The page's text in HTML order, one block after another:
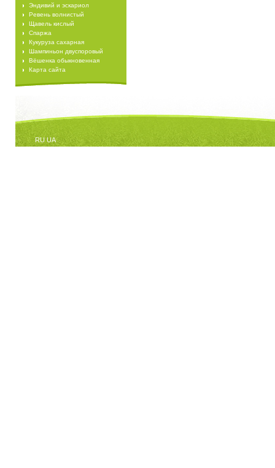
Эндивий и эскариол
Ревень волнистый
Щавель кислый
Спаржа
Кукуруза сахарная
Шампиньон двуспоровый
Вёшенка обыкновенная
Карта сайта
RU UA